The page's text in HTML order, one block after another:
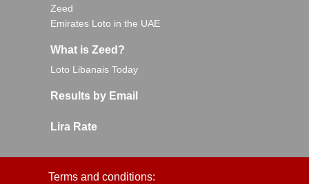
Zeed
Emirates Loto in the UAE
What is Zeed?
Loto Libanais Today
Results by Email
Lira Rate
Terms and conditions: